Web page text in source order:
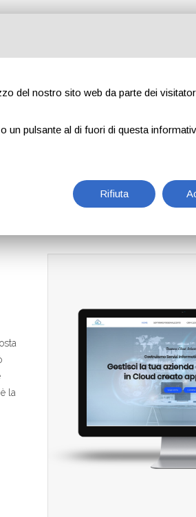
la
del nostro sito web da parte dei
un pulsante al di fuori di questa
Rifiuta